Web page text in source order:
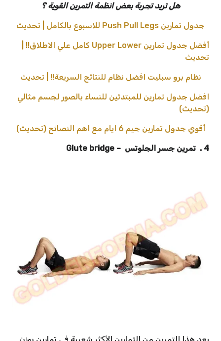
هل تريد تجربة بعض انظمة التمرين القوية ؟
جدول تمارين Push Pull Legs للاسبوع بالكامل | تحديث
أفضل جدول تمارين Upper Lower كامل علي الاطلاق!! |
تحديث
نظام برو سبليت افضل نظام للنتائج السريعة!! | تحديث
افضل جدول تمارين للمبتدئين للنساء بالصور لجسم مثالي
(تحديث)
أقوي جدول تمارين جيم 6 ايام مع اهم النصائح (تحديث)
4 . تمرين جسر الجلوتس – Glute bridge